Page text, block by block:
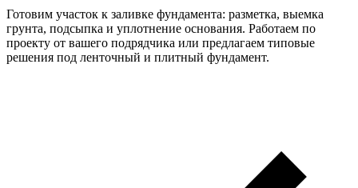
Готовим участок к заливке фундамента: разметка, выемка
грунта, подсыпка и уплотнение основания. Работаем по
проекту от вашего подрядчика или предлагаем типовые
решения под ленточный и плитный фундамент.